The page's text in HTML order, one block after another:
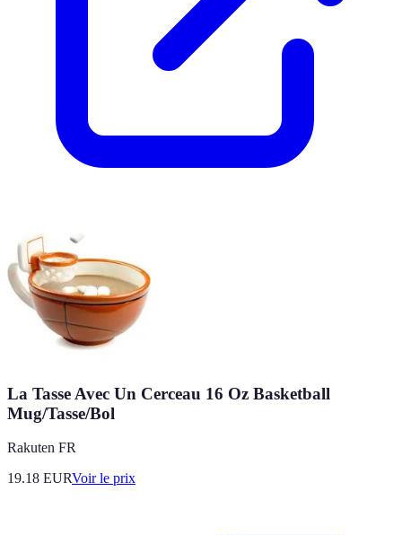
La Tasse Avec Un Cerceau 16 Oz Basketball
Mug/Tasse/Bol
Rakuten FR
19.18 EURVoir le prix